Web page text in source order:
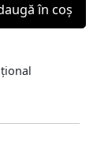
în coş